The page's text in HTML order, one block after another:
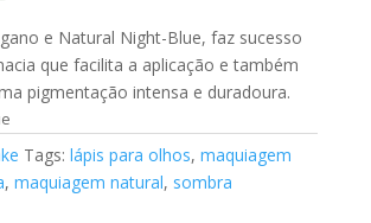
e Natural Night-Blue, faz sucesso
que facilita a aplicação e também
pigmentação intensa e duradoura.
Tags: lápis para olhos, maquiagem
, maquiagem natural, sombra